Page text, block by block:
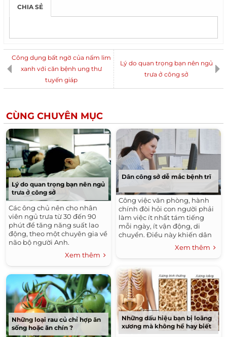
CHIA SẺ
Công dụng bất ngờ của nấm lim
xanh với căn bệnh ung thư
tuyến giáp
Lý do quan trọng bạn nên ngủ
trưa ở công sở
CÙNG CHUYÊN MỤC
Lý do quan trọng bạn nên ngủ
trưa ở công sở
Các ông chủ nên cho nhân
viên ngủ trưa từ 30 đến 90
phút để tăng năng suất lao
động, theo một chuyên gia về
não bộ người Anh.
Xem thêm
Những loại rau củ chỉ hợp ăn
sống hoặc ăn chín ?
Dân công sở dễ mắc bệnh trĩ
Công việc văn phòng, hành
chính đòi hỏi con người phải
làm việc ít nhất tám tiếng
mỗi ngày, ít vận động, di
chuyển. Điều này khiến dân
công sở thường mệt mỏi,
thiếu sức đề kháng và gia
tăng nguy cơ bị táo bón, từ đó
dễ mắc bệnh trĩ hơn.
Xem thêm
Những dấu hiệu bạn bị loãng
xương mà không hề hay biết